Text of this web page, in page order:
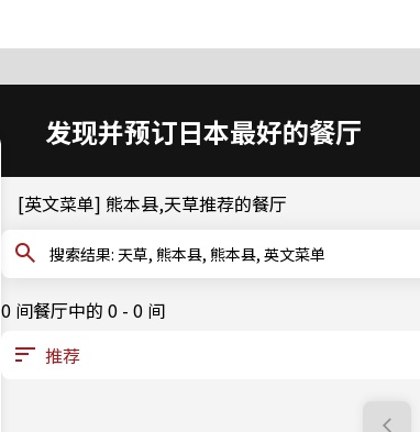
发现并预订日本最好的餐厅
[英文菜单] 熊本县,天草推荐的餐厅
搜索结果: 天草, 熊本县, 熊本县, 英文菜单
0 间餐厅中的 0 - 0 间